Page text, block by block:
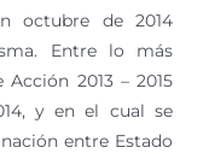
octubre de 2014
Entre lo más
2013 – 2015
y en el cual se
entre Estado